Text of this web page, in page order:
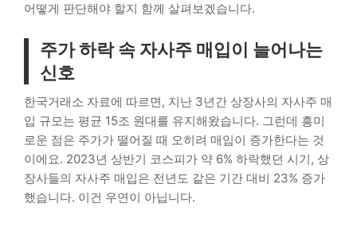
어떻게 판단해야 할지 함께 살펴보겠습니다.
주가 하락 속 자사주 매입이 늘어나는
신호
한국거래소 자료에 따르면, 지난 3년간 상장사의 자사주 매
입 규모는 평균 15조 원대를 유지해왔습니다. 그런데 흥미
로운 점은 주가가 떨어질 때 오히려 매입이 증가한다는 것
이에요. 2023년 상반기 코스피가 약 6% 하락했던 시기, 상
장사들의 자사주 매입은 전년도 같은 기간 대비 23% 증가
했습니다. 이건 우연이 아닙니다.